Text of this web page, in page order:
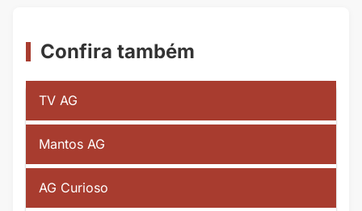
Confira também
TV AG
Mantos AG
AG Curioso